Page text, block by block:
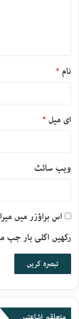
نام *
ای میل *
ویب‌ سائٹ
اس براؤزر میں
رکھیں اگلی بار جب